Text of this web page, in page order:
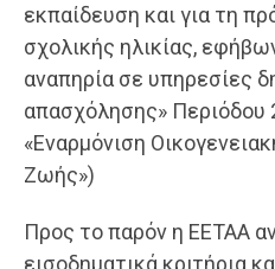
εκπαίδευση και για τη
σχολικής ηλικίας,
αναπηρία σε υπηρεσίες
απασχόλησης»
«Εναρμόνιση
Ζωής»)
Προς το παρόν η ΕΕΤΑΑ
εισοδηματικά κριτήρια